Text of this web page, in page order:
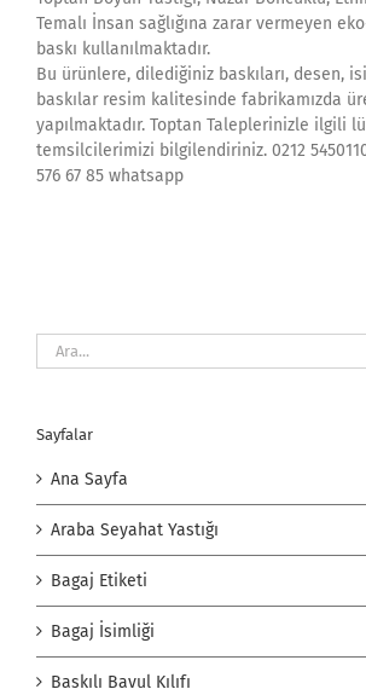
Temalı İnsan sağlığına zarar vermeyen
baskı kullanılmaktadır.
Bu ürünlere, dilediğiniz baskıları, desen,
baskılar resim kalitesinde fabrikamızda
yapılmaktadır. Toptan Taleplerinizle ilgili
temsilcilerimizi bilgilendiriniz. 0212
576 67 85 whatsapp
Ara:
Sayfalar
Ana Sayfa
Araba Seyahat Yastığı
Bagaj Etiketi
Bagaj İsimliği
Baskılı Bavul Kılıfı